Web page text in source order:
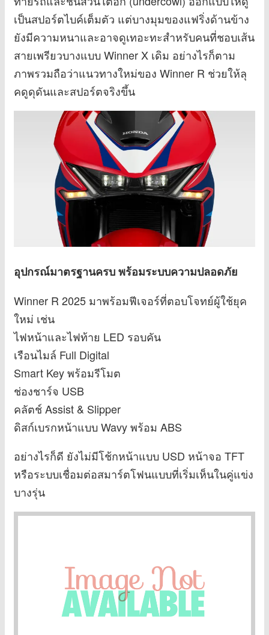
เป็นสปอร์ตไบค์เต็มตัว แต่บางมุมของแฟริ่งด้านข้าง
ยังมีความหนาและอาจดูเทอะทะสำหรับคนที่ชอบเส้น
สายเพรียวบางแบบ Winner X เดิม อย่างไรก็ตาม
ภาพรวมถือว่าแนวทางใหม่ของ Winner R ช่วยให้ลุ
คดูดุดันและสปอร์ตจริงขึ้น
อุปกรณ์มาตรฐานครบ พร้อมระบบความปลอดภัย
Winner R 2025 มาพร้อมฟีเจอร์ที่ตอบโจทย์ผู้ใช้ยุค
ใหม่ เช่น
ไฟหน้าและไฟท้าย LED รอบคัน
เรือนไมล์ Full Digital
Smart Key พร้อมรีโมต
ช่องชาร์จ USB
คลัตช์ Assist & Slipper
ดิสก์เบรกหน้าแบบ Wavy พร้อม ABS
อย่างไรก็ดี ยังไม่มีโช้กหน้าแบบ USD หน้าจอ TFT
หรือระบบเชื่อมต่อสมาร์ตโฟนแบบที่เริ่มเห็นในคู่แข่ง
บางรุ่น